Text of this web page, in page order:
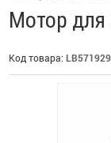
Мотор для
Код товара: LB571929